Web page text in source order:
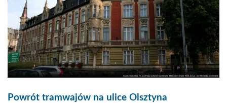
Powrót tramwajów na ulice Olsztyna